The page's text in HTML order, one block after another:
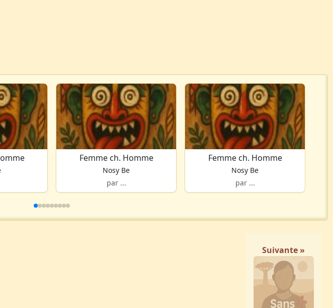
Femme ch. Homme
Nosy Be
par ...
Femme ch. Homme
Nosy Be
par ...
Suivante »